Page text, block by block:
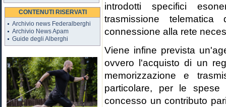
CONTENUTI RISERVATI
Archivio news Federalberghi
Archivio News Apam
Guide degli Alberghi
introdotti specifici
trasmissione
connessione alla rete
Viene infine prevista
ovvero l'acquisto di un
memorizzazione e
particolare, per le
concesso un contributo